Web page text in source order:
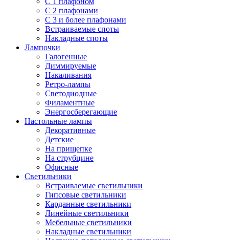
С 2 плафонами
С 3 и более плафонами
Встраиваемые споты
Накладные споты
Лампочки
Галогенные
Диммируемые
Накаливания
Ретро-лампы
Светодиодные
Филаментные
Энергосберегающие
Настольные лампы
Декоративные
Детские
На прищепке
На струбцине
Офисные
Светильники
Встраиваемые светильники
Гипсовые светильники
Карданные светильники
Линейные светильники
Мебельные светильники
Накладные светильники